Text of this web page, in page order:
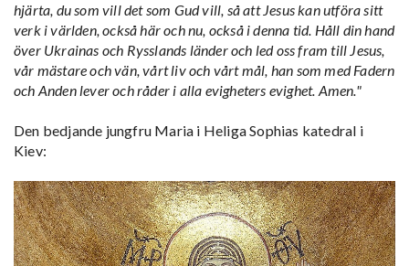
hjärta, du som vill det som Gud vill, så att Jesus kan utföra sitt
verk i världen, också här och nu, också i denna tid. Håll din hand
över Ukrainas och Rysslands länder och led oss fram till Jesus,
vår mästare och vän, vårt liv och vårt mål, han som med Fadern
och Anden lever och råder i alla evigheters evighet. Amen."
Den bedjande jungfru Maria i Heliga Sophias katedral i
Kiev: